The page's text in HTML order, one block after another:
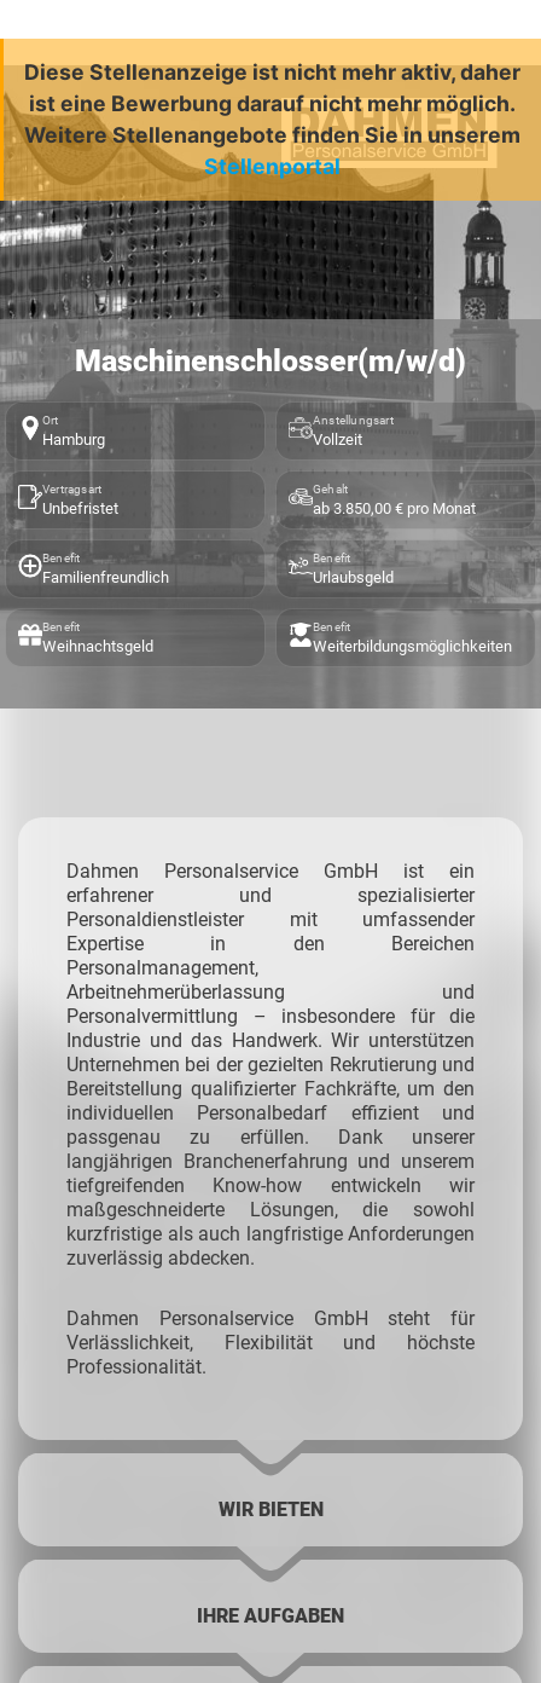
Diese Stellenanzeige ist nicht mehr aktiv, daher
ist eine Bewerbung darauf nicht mehr möglich.
Weitere Stellenangebote finden Sie in unserem
Stellenportal
Maschinenschlosser(m/w/d)
Ort
Hamburg
Anstellungsart
Vollzeit
Vertragsart
Unbefristet
Gehalt
ab 3.850,00 € pro Monat
Benefit
Familienfreundlich
Benefit
Urlaubsgeld
Benefit
Weihnachtsgeld
Benefit
Weiterbildungsmöglichkeiten
Dahmen Personalservice GmbH ist ein
erfahrener und spezialisierter
Personaldienstleister mit umfassender
Expertise in den Bereichen
Personalmanagement,
Arbeitnehmerüberlassung und
Personalvermittlung – insbesondere für die
Industrie und das Handwerk.Wir unterstützen
Unternehmen bei der gezielten Rekrutierung und
Bereitstellung qualifizierter Fachkräfte, um den
individuellen Personalbedarf effizient und
passgenau zu erfüllen. Dank unserer
langjährigen Branchenerfahrung und unserem
tiefgreifenden Know-how entwickeln wir
maßgeschneiderte Lösungen, die sowohl
kurzfristige als auch langfristige Anforderungen
zuverlässig abdecken.
Dahmen Personalservice GmbH steht für
Verlässlichkeit, Flexibilität und höchste
Professionalität.
WIR BIETEN
IHRE AUFGABEN